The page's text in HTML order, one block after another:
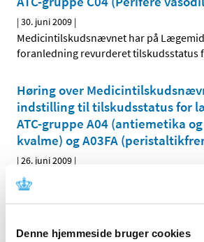
Denne hjemmeside bruger cookies
|30. juni 2009 |
Medicintilskudsnævnet har på
foranledning revurderet tilskudsstatus
Høring over
indstilling til tilskudsstatus for
ATC-gruppe A04 (antiemetika
kvalme) og A03FA
|26. juni 2009 |
Medicintilskudsnævnet har på
foranledning revurderet tilskudsstatus
Ændring af tilskud til hjerte-